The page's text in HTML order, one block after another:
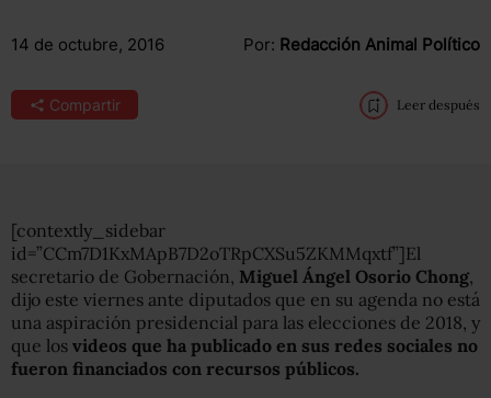
14 de octubre, 2016 Por: Redacción Animal Político
Compartir Leer después
[contextly_sidebar
id=”CCm7D1KxMApB7D2oTRpCXSu5ZKMMqxtf”]El
secretario de Gobernación, Miguel Ángel Osorio Chong,
dijo este viernes ante diputados que en su agenda no está
una aspiración presidencial para las elecciones de 2018, y
que los videos que ha publicado en sus redes sociales no
fueron financiados con recursos públicos.